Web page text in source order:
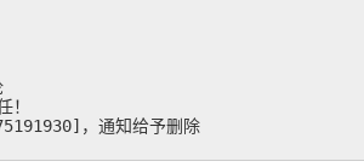
！
，通知给予删除